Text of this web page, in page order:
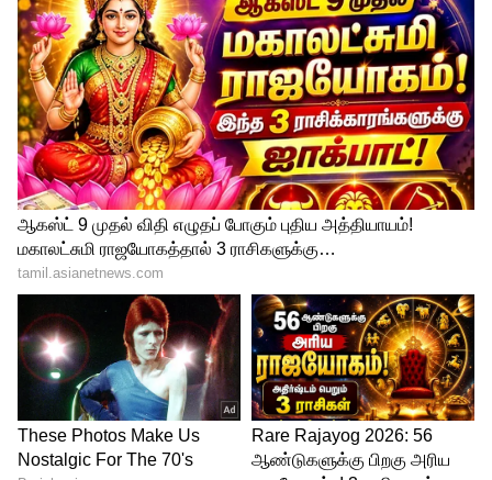
ரோஜா (Rose)
ரோஜா பூ குளிர்ச்சியானது, சருமத்துக்கு
ஈரப்பதத்தையும் கொடுக்கும். உங்களுக்கு
முகப்பரு பிரச்சினை இருந்தா, ரோஸ்
வாட்டர் அதை சரிசெய்யும். இது தழும்புகள்,
பருக்கள், சரும எரிச்சல் போன்றவற்றையும்
நீக்கும்.
5
9